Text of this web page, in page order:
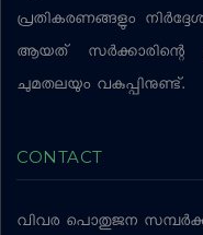
പ്രതികരണങ്ങളും
ആയത് സര്‍ക്കാരിന്റെ
ചുമതലയും വകുപ്പിനുണ്ട്.
CONTACT
വിവര പൊതുജന